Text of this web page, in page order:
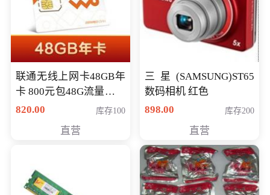
联通无线上网卡48GB年
卡 800元包48G流量，其
中全国流量12G，省内
820.00 库存100
直营
三星(SAMSUNG)ST65
数码相机 红色
898.00
库存200
直营